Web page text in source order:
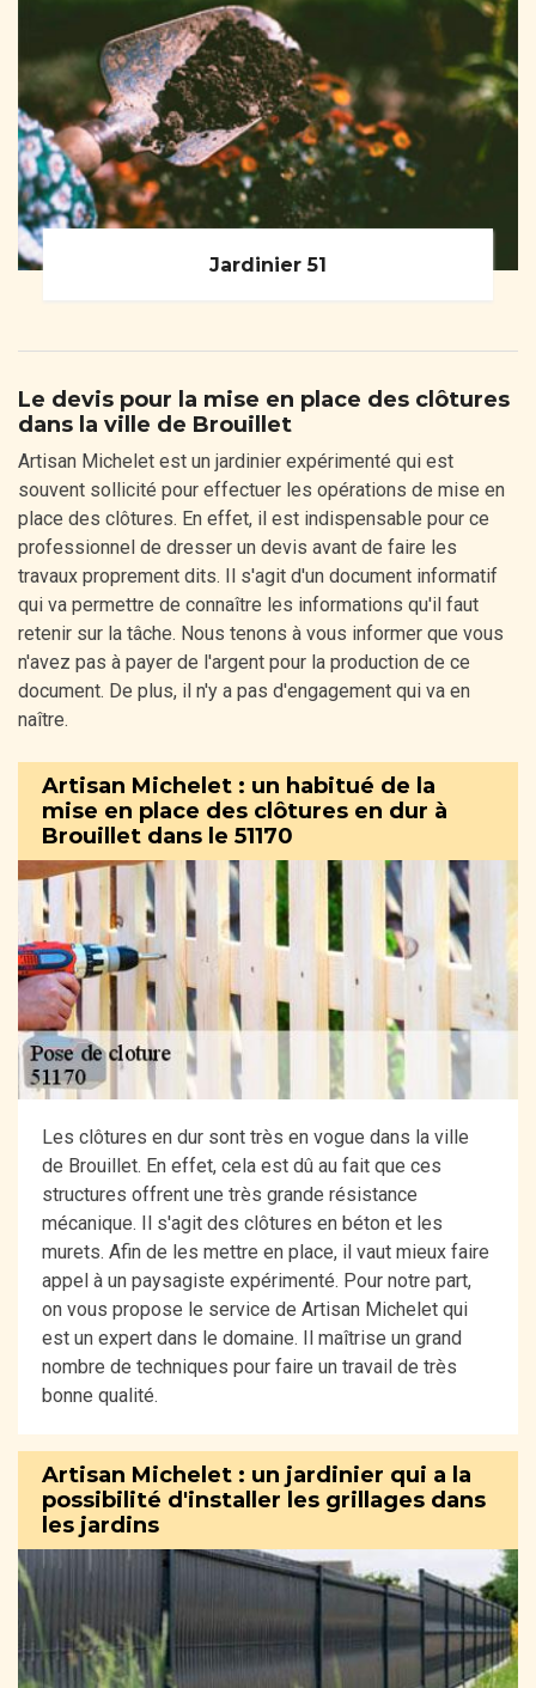
Jardinier 51
Le devis pour la mise en place des clôtures
dans la ville de Brouillet
Artisan Michelet est un jardinier expérimenté qui est
souvent sollicité pour effectuer les opérations de mise en
place des clôtures. En effet, il est indispensable pour ce
professionnel de dresser un devis avant de faire les
travaux proprement dits. Il s'agit d'un document informatif
qui va permettre de connaître les informations qu'il faut
retenir sur la tâche. Nous tenons à vous informer que vous
n'avez pas à payer de l'argent pour la production de ce
document. De plus, il n'y a pas d'engagement qui va en
naître.
Artisan Michelet : un habitué de la
mise en place des clôtures en dur à
Brouillet dans le 51170
Les clôtures en dur sont très en vogue dans la ville
de Brouillet. En effet, cela est dû au fait que ces
structures offrent une très grande résistance
mécanique. Il s'agit des clôtures en béton et les
murets. Afin de les mettre en place, il vaut mieux faire
appel à un paysagiste expérimenté. Pour notre part,
on vous propose le service de Artisan Michelet qui
est un expert dans le domaine. Il maîtrise un grand
nombre de techniques pour faire un travail de très
bonne qualité.
Artisan Michelet : un jardinier qui a la
possibilité d'installer les grillages dans
les jardins